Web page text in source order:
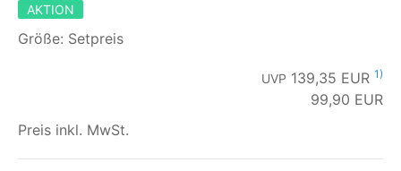
AKTION
Größe: Setpreis
UVP 139,35 EUR 1)
99,90 EUR
Preis inkl. MwSt.